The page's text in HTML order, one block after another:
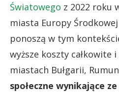
Światowego z 2022 roku
miasta Europy
ponoszą w tym
wyższe koszty całkowite
miastach Bułgarii,
społeczne wynikające